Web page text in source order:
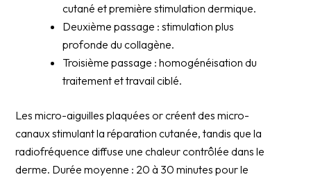
cutané et première stimulation dermique.
Deuxième passage : stimulation plus
profonde du collagène.
Troisième passage : homogénéisation du
traitement et travail ciblé.
Les micro-aiguilles plaquées or créent des micro-
canaux stimulant la réparation cutanée, tandis que la
radiofréquence diffuse une chaleur contrôlée dans le
derme. Durée moyenne : 20 à 30 minutes pour le